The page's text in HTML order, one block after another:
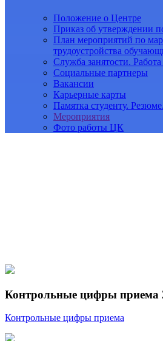
Положение о Центре
Приказ об утверждении
План мероприятий по
трудоустройства
Служба занятости.
Социальные партнеры
Вакансии
Карьерные карты
Памятка студенту.
Мероприятия
Фото работы ЦК
Контрольные цифры приема
Контрольные цифры приема